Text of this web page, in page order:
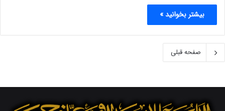
بیشتر بخوانید »
صفحه قبلی